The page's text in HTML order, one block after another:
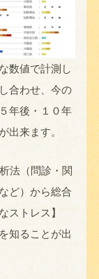
数値で計測し
合わせ、今の
年後・１０年
出来ます。
法（問診・関
ど）から総合
ストレス】
知ることが出